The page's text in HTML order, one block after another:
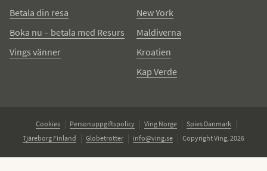
Betala din resa
Boka nu – betala med Resurs
Vings vänner
New York
Maldiverna
Kroatien
Kap Verde
Cookies Personuppgiftspolicy Ving Norge
Spies Danmark
Tjäreborg Finland
Globetrotter info@ving.se Copyright Ving, 2026